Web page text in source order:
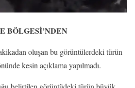
BÖLGESİ’NDEN
oluşan bu görüntülerdeki türün
kesin açıklama yapılmadı.